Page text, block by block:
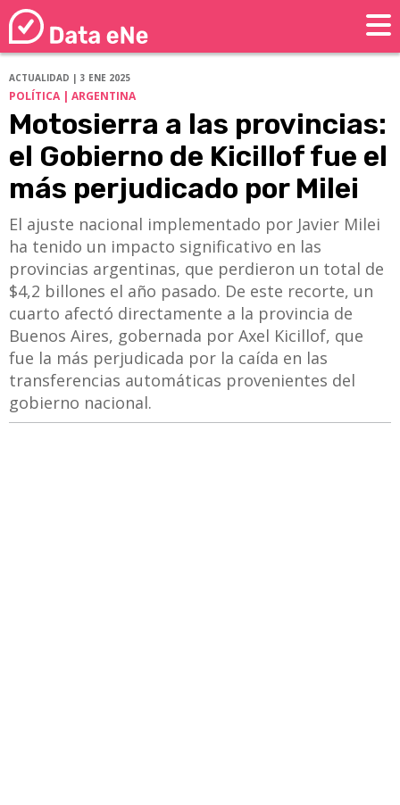
ACTUALIDAD | 3 ENE 2025
POLÍTICA | ARGENTINA
Motosierra a las provincias:
el Gobierno de Kicillof fue el
más perjudicado por Milei
El ajuste nacional implementado por Javier Milei
ha tenido un impacto significativo en las
provincias argentinas, que perdieron un total de
$4,2 billones el año pasado. De este recorte, un
cuarto afectó directamente a la provincia de
Buenos Aires, gobernada por Axel Kicillof, que
fue la más perjudicada por la caída en las
transferencias automáticas provenientes del
gobierno nacional.